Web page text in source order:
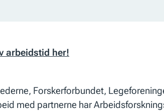
arbeidstid her!
Forskerforbundet,
med partnerne har